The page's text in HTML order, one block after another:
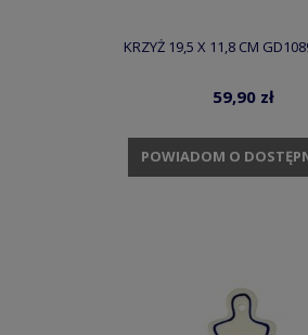
KRZYŻ 19,5 X 11,8 CM
59,90 zł
POWIADOM O